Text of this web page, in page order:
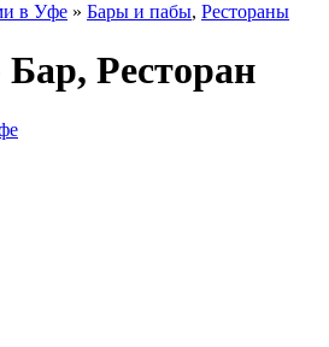
в Уфе » Бары и пабы, Рестораны
Ресторан